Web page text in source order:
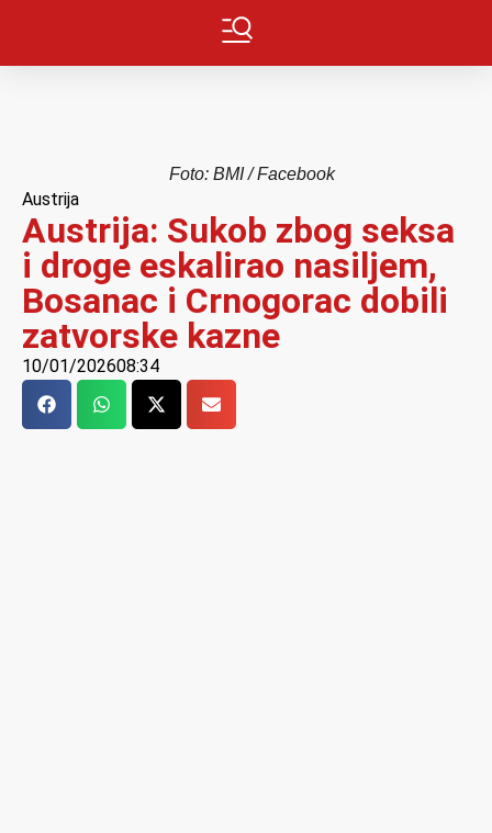
Foto: BMI / Facebook
Austrija
Austrija: Sukob zbog seksa
i droge eskalirao nasiljem,
Bosanac i Crnogorac dobili
zatvorske kazne
10/01/202608:34